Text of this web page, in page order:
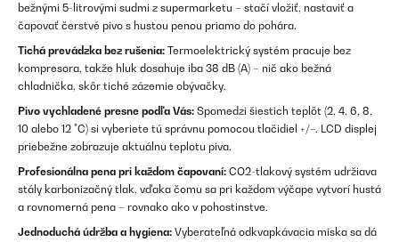
bežnými 5-litrovými sudmi z supermarketu – stačí vložiť, nastaviť a
čapovať čerstvé pivo s hustou penou priamo do pohára.
Tichá prevádzka bez rušenia: Termoelektrický systém pracuje bez
kompresora, takže hluk dosahuje iba 38 dB (A) – nič ako bežná
chladnička, skôr tiché zázemie obývačky.
Pivo vychladené presne podľa Vás: Spomedzi šiestich teplôt (2, 4, 6, 8,
10 alebo 12 °C) si vyberiete tú správnu pomocou tlačidiel +/–. LCD displej
priebežne zobrazuje aktuálnu teplotu piva.
Profesionálna pena pri každom čapovaní: CO2-tlakový systém udržiava
stály karbonizačný tlak, vďaka čomu sa pri každom výčape vytvorí hustá
a rovnomerná pena – rovnako ako v pohostinstve.
Jednoduchá údržba a hygiena: Vyberateľná odkvapkávacia miska sa dá